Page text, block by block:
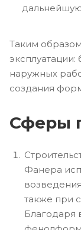
Таким
эксплуатации:
наружных
создания
Сферы
Фанера
также при
Благодаря